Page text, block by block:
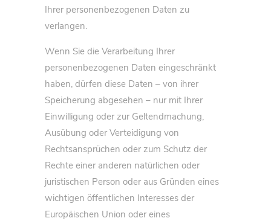
Ihrer personenbezogenen Daten zu
verlangen.
Wenn Sie die Verarbeitung Ihrer
personenbezogenen Daten eingeschränkt
haben, dürfen diese Daten – von ihrer
Speicherung abgesehen – nur mit Ihrer
Einwilligung oder zur Geltendmachung,
Ausübung oder Verteidigung von
Rechtsansprüchen oder zum Schutz der
Rechte einer anderen natürlichen oder
juristischen Person oder aus Gründen eines
wichtigen öffentlichen Interesses der
Europäischen Union oder eines